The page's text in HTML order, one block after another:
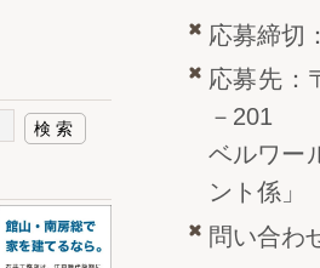
応募締切
応募先：
－201
ベルワー
ント係」
問い合わ